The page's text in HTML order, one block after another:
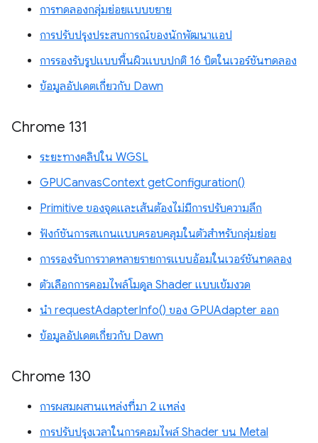
การทดลองกลุ่มย่อยแบบขยาย
การปรับปรุงประสบการณ์ของนักพัฒนาแอป
การรองรับรูปแบบพื้นผิวแบบปกติ 16 บิตในเวอร์ชันทดลอง
ข้อมูลอัปเดตเกี่ยวกับ Dawn
Chrome 131
ระยะทางคลิปใน WGSL
GPUCanvasContext getConfiguration()
Primitive ของจุดและเส้นต้องไม่มีการปรับความลึก
ฟังก์ชันการสแกนแบบครอบคลุมในตัวสำหรับกลุ่มย่อย
การรองรับการวาดหลายรายการแบบอ้อมในเวอร์ชันทดลอง
ตัวเลือกการคอมไพล์โมดูล Shader แบบเข้มงวด
นำ requestAdapterInfo() ของ GPUAdapter ออก
ข้อมูลอัปเดตเกี่ยวกับ Dawn
Chrome 130
การผสมผสานแหล่งที่มา 2 แหล่ง
การปรับปรุงเวลาในการคอมไพล์ Shader บน Metal